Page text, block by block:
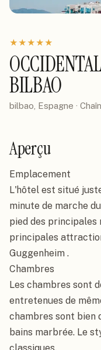
★★★★★
BILBAO
bilbao, Espagne ·
Aperçu
Emplacement
L'hôtel est situé
minute de marche
pied des principales
principales
Guggenheim .
Chambres
Les chambres sont
entretenues de
chambres sont bien
bains marbrée. Le